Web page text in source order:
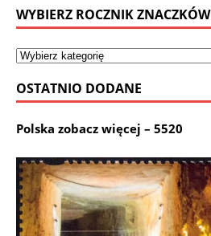
WYBIERZ ROCZNIK ZNACZKÓW
OSTATNIO DODANE
Polska zobacz więcej – 5520